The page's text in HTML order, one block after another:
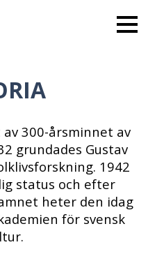
300-årsminnet av
grundades Gustav
1942
status och efter
heter den idag
för svensk